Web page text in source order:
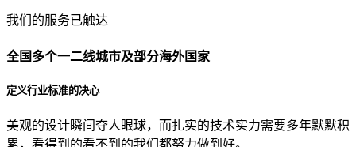
贵公司预算范围是？
贵公司的团队规模是？
目前主要的营销渠道是？
我们的服务已触达
全国多个一二线城市及部分海外国家
定义行业标准的决心
美观的设计瞬间夺人眼球，而扎实的技术实力需要多年默默积
累，看得到的看不到的我们都努力做到好。